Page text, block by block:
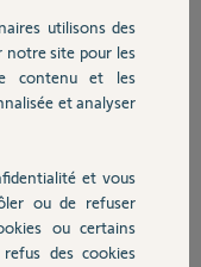
sur l'icône du Link
: Votre produit ne peut
utilisons des
notre site pour les
contenu et les
et analyser
et vous
ou de refuser
ou certains
des cookies